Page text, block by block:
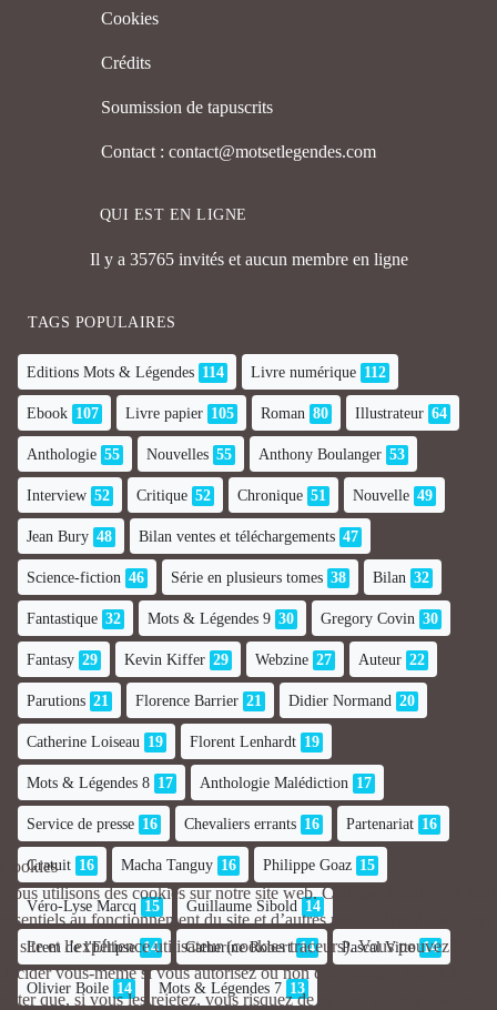
Cookies
Crédits
Soumission de tapuscrits
Contact : contact@motsetlegendes.com
QUI EST EN LIGNE
Il y a 35765 invités et aucun membre en ligne
TAGS POPULAIRES
Editions Mots & Légendes 114 Livre numérique 112
Ebook 107 Livre papier 105 Roman 80 Illustrateur 64
Anthologie 55 Nouvelles 55 Anthony Boulanger 53
Interview 52 Critique 52 Chronique 51 Nouvelle 49
Jean Bury 48 Bilan ventes et téléchargements 47
Science-fiction 46 Série en plusieurs tomes 38 Bilan 32
Fantastique 32 Mots & Légendes 9 30 Gregory Covin 30
Fantasy 29 Kevin Kiffer 29 Webzine 27 Auteur 22
Parutions 21 Florence Barrier 21 Didier Normand 20
Catherine Loiseau 19 Florent Lenhardt 19
Mots & Légendes 8 17 Anthologie Malédiction 17
Service de presse 16 Chevaliers errants 16 Partenariat 16
Gratuit 16 Macha Tanguy 16 Philippe Goaz 15
Véro-Lyse Marcq 15 Guillaume Sibold 14
Erem de l'Ellipse 14 Catherine Robert 14 Pascal Vitte 14
Olivier Boile 14 Mots & Légendes 7 13
Cookies
Nous utilisons des cookies sur notre site web. Certains d’entre eux sont
essentiels au fonctionnement du site et d’autres nous aident à améliorer
ce site et l’expérience utilisateur (cookies traceurs). Vous pouvez
décider vous-même si vous autorisez ou non ces cookies. Merci de
noter que, si vous les rejetez, vous risquez de ne pas pouvoir utiliser